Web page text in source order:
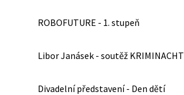
ROBOFUTURE - 1. stupeň
Libor Janásek - soutěž KRIMINACHT
Divadelní představení - Den dětí